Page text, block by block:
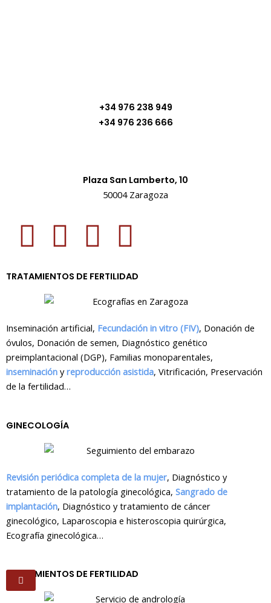
+34 976 238 949
+34 976 236 666
Plaza San Lamberto, 10
50004 Zaragoza
T
w
t
t
e
r
F
a
e
b
o
o
I
n
s
t
a
g
a
m
L
i
n
k
e
d
n
TRATAMIENTOS DE FERTILIDAD
Inseminación artificial, Fecundación in vitro (FIV), Donación de
óvulos, Donación de semen, Diagnóstico genético
preimplantacional (DGP), Familias monoparentales,
inseminación yreproducción asistida, Vitrificación, Preservación
de la fertilidad…
GINECOLOGÍA
Revisión periódica completa de la mujer, Diagnóstico y
tratamiento de la patología ginecológica, Sangrado de
implantación, Diagnóstico y tratamiento de cáncer
ginecológico, Laparoscopia e histeroscopia quirúrgica,
Ecografía ginecológica…
TRATAMIENTOS DE FERTILIDAD